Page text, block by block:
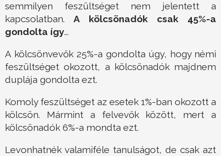
semmilyen feszültséget nem jelentett a
kapcsolatban.A kölcsönadók csak 45%-a
gondolta így...
A kölcsönvevők 25%-a gondolta úgy, hogy némi
feszültséget okozott, a kölcsönadók majdnem
duplája gondolta ezt.
Komoly feszültséget az esetek 1%-ban okozott a
kölcsön. Mármint a felvevők között, mert a
kölcsönadók 6%-a mondta ezt.
Levonhatnék valamiféle tanulságot, de csak azt